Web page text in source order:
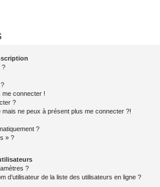
?
me connecter !
?
mais ne peux à présent plus me connecter ?!
?
» ?
?
d’utilisateur de la liste des utilisateurs en ligne ?